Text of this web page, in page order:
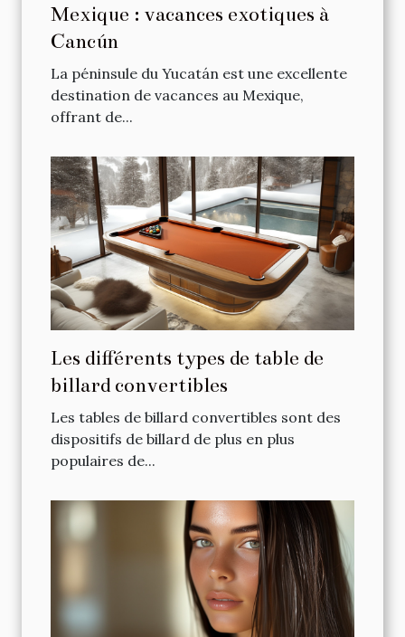
Mexique : vacances exotiques à
Cancún
La péninsule du Yucatán est une excellente
destination de vacances au Mexique,
offrant de...
Les différents types de table de
billard convertibles
Les tables de billard convertibles sont des
dispositifs de billard de plus en plus
populaires de...